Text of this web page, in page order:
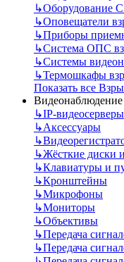
↳Оборудование
↳Оповещатели
↳Приборы
↳Система ОПС
↳Системы
↳Термошкафы
Показать все
Видеонаблюдение
↳IP-видеосерверы
↳Аксессуары
↳
↳Жёсткие диски
↳Клавиатуры и
↳Кронштейны
↳Микрофоны
↳Мониторы
↳Объективы
↳Передача
↳Передача